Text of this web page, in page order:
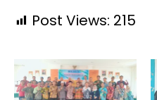
Post Views: 215